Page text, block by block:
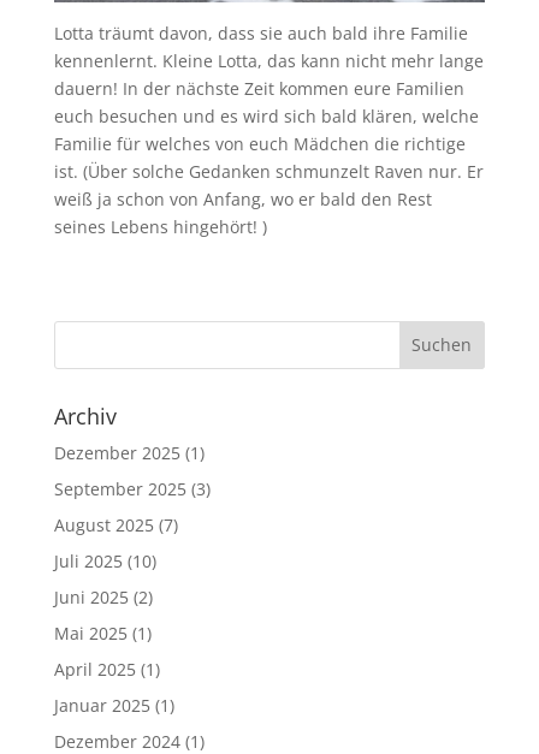
Lotta träumt davon, dass sie auch bald ihre Familie
kennenlernt. Kleine Lotta, das kann nicht mehr lange
dauern! In der nächste Zeit kommen eure Familien
euch besuchen und es wird sich bald klären, welche
Familie für welches von euch Mädchen die richtige
ist. (Über solche Gedanken schmunzelt Raven nur. Er
weiß ja schon von Anfang, wo er bald den Rest
seines Lebens hingehört! )
Archiv
Dezember 2025(1)
September 2025(3)
August 2025(7)
Juli 2025(10)
Juni 2025(2)
Mai 2025(1)
April 2025(1)
Januar 2025(1)
Dezember 2024(1)